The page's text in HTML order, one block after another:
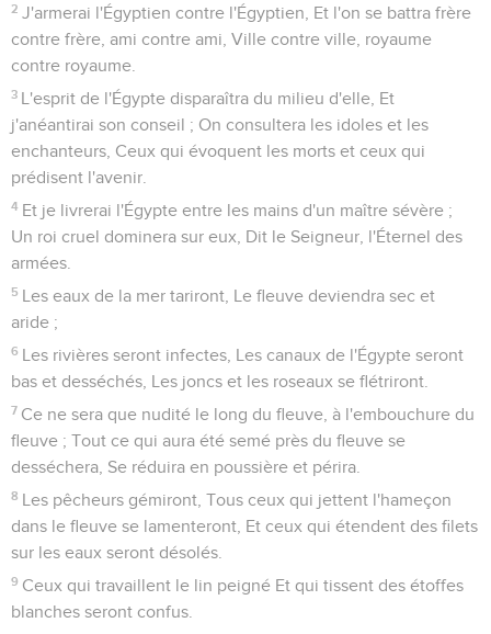
2 J'armerai l'Égyptien contre l'Égyptien, Et l'on se battra frère
contre frère, ami contre ami, Ville contre ville, royaume
contre royaume.
3 L'esprit de l'Égypte disparaîtra du milieu d'elle, Et
j'anéantirai son conseil ; On consultera les idoles et les
enchanteurs, Ceux qui évoquent les morts et ceux qui
prédisent l'avenir.
4 Et je livrerai l'Égypte entre les mains d'un maître sévère ;
Un roi cruel dominera sur eux, Dit le Seigneur, l'Éternel des
armées.
5 Les eaux de la mer tariront, Le fleuve deviendra sec et
aride ;
6 Les rivières seront infectes, Les canaux de l'Égypte seront
bas et desséchés, Les joncs et les roseaux se flétriront.
7 Ce ne sera que nudité le long du fleuve, à l'embouchure du
fleuve ; Tout ce qui aura été semé près du fleuve se
desséchera, Se réduira en poussière et périra.
8 Les pêcheurs gémiront, Tous ceux qui jettent l'hameçon
dans le fleuve se lamenteront, Et ceux qui étendent des filets
sur les eaux seront désolés.
9 Ceux qui travaillent le lin peigné Et qui tissent des étoffes
blanches seront confus.